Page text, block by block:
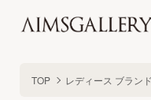
TOP レディース ブランド